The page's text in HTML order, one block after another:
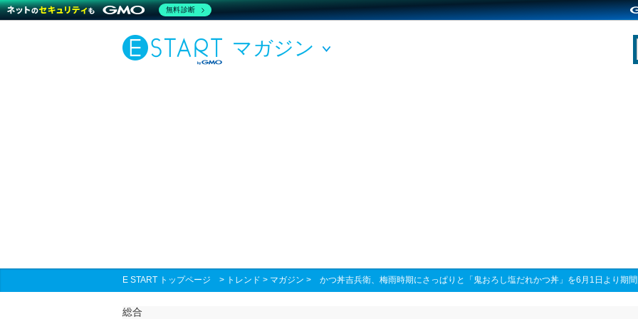
マガジン
E START トップページ > トレンド > マガジン > かつ丼吉兵衛、梅雨時期にさっぱりと「鬼おろし塩だれかつ丼」を6月1日より期
総合
無料診断